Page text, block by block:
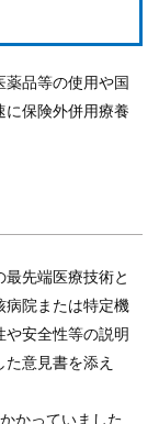
薬品等の使用や国
に保険外併用療養
先端医療技術と
病院または特定機
や安全性等の説明
意見書を添え
かっていました